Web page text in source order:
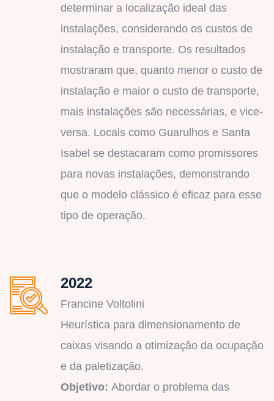
determinar a localização ideal das
instalações, considerando os custos de
instalação e transporte. Os resultados
mostraram que, quanto menor o custo de
instalação e maior o custo de transporte,
mais instalações são necessárias, e vice-
versa. Locais como Guarulhos e Santa
Isabel se destacaram como promissores
para novas instalações, demonstrando
que o modelo clássico é eficaz para esse
tipo de operação.
2022
Francine Voltolini
Heurística para dimensionamento de
caixas visando a otimização da ocupação
e da paletização.
Objetivo: Abordar o problema das